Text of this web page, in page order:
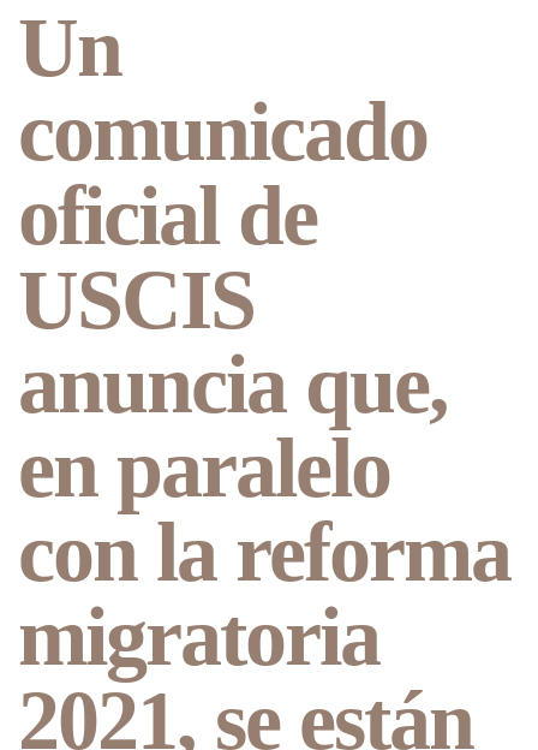
Un
comunicado
oficial de
USCIS
anuncia que,
en paralelo
con la reforma
migratoria
2021, se están